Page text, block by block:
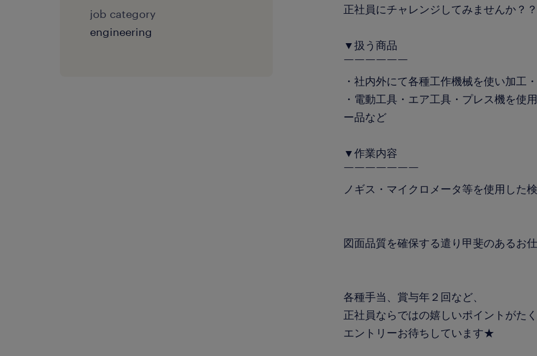
job category
engineering
正社員にチャレンジしてみませんか？？
▼扱う商品
￣￣￣￣￣￣
・社内外にて各種工作機械を使い加工
・電動工具・エア工具・プレス機を使
ー品など
▼作業内容
￣￣￣￣￣￣￣
ノギス・マイクロメータ等を使用した
図面品質を確保する遣り甲斐のあるお仕
各種手当、賞与年２回など、
正社員ならではの嬉しいポイントがたく
エントリーお待ちしています★